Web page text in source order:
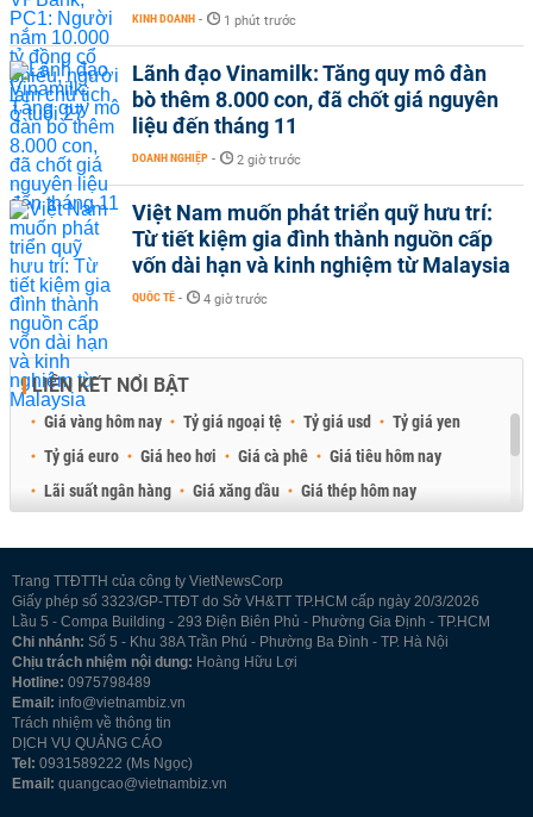
KINH DOANH - 1 phút trước
Lãnh đạo Vinamilk: Tăng quy mô đàn
bò thêm 8.000 con, đã chốt giá nguyên
liệu đến tháng 11
DOANH NGHIỆP - 2 giờ trước
Việt Nam muốn phát triển quỹ hưu trí:
Từ tiết kiệm gia đình thành nguồn cấp
vốn dài hạn và kinh nghiệm từ Malaysia
QUỐC TẾ - 4 giờ trước
LIÊN KẾT NỔI BẬT
Giá vàng hôm nay Tỷ giá ngoại tệ Tỷ giá usd
Tỷ giá yen
Tỷ giá euro
Giá heo hơi Giá cà phê
Giá tiêu hôm nay
Lãi suất ngân hàng
Giá xăng dầu
Giá thép hôm nay
Trang TTĐTTH của công ty VietNewsCorp
Giấy phép số 3323/GP-TTĐT do Sở VH&TT TP.HCM cấp ngày 20/3/2026
Lầu 5 - Compa Building - 293 Điện Biên Phủ - Phường Gia Định - TP.HCM
Chi nhánh: Số 5 - Khu 38A Trần Phú - Phường Ba Đình - TP. Hà Nội
Chịu trách nhiệm nội dung: Hoàng Hữu Lợi
Hotline: 0975798489
Email: info@vietnambiz.vn
Trách nhiệm về thông tin
DỊCH VỤ QUẢNG CÁO
Tel: 0931589222 (Ms Ngọc)
Email: quangcao@vietnambiz.vn